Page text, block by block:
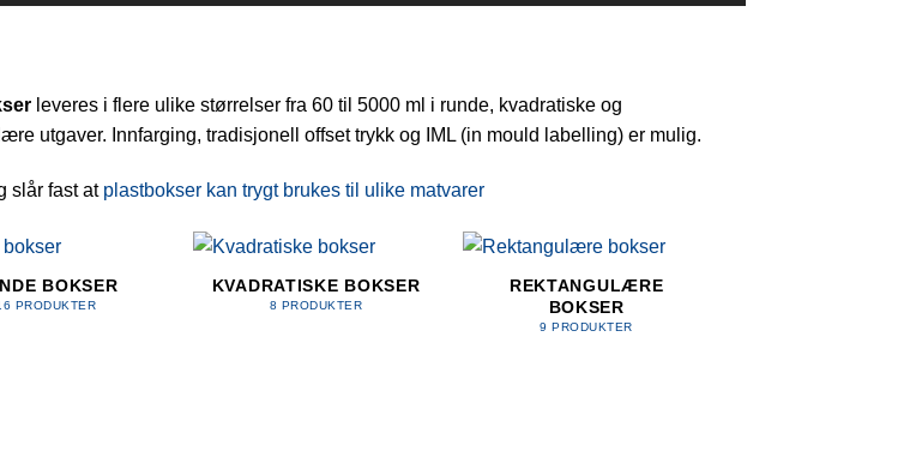
leveres i flere ulike størrelser fra 60 til 5000 ml i runde, kvadratiske og
utgaver. Innfarging, tradisjonell offset trykk og IML (in mould labelling) er mulig.
slår fast at plastbokser kan trygt brukes til ulike matvarer
BOKSER
PRODUKTER
KVADRATISKE BOKSER
8 PRODUKTER
REKTANGULÆRE
BOKSER
9 PRODUKTER